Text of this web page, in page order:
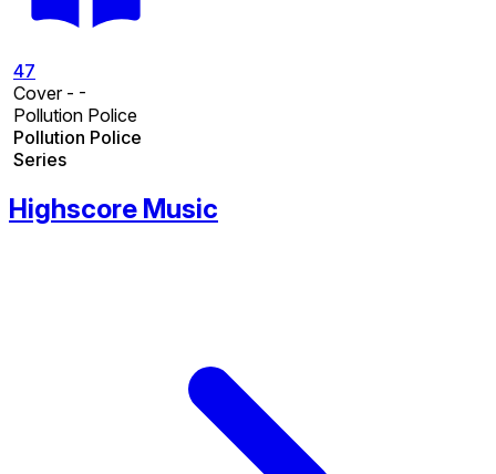
47
Cover - -
Pollution Police
Pollution Police
Series
Highscore Music